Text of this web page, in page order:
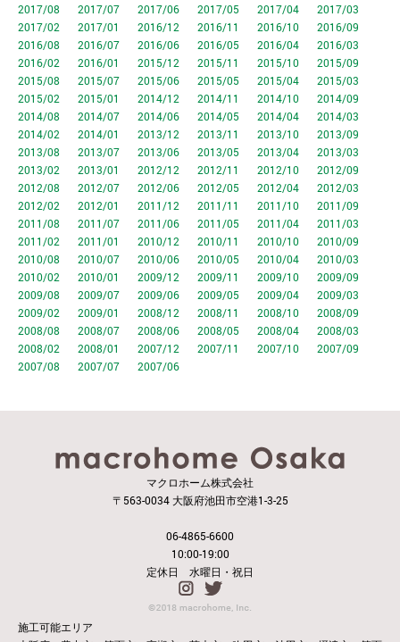
2017/08
2017/07 2017/06 2017/05 2017/04
2017/03
2017/02
2017/01 2016/12 2016/11 2016/10
2016/09
2016/08
2016/07 2016/06 2016/05 2016/04
2016/03
2016/02
2016/01 2015/12 2015/11 2015/10
2015/09
2015/08
2015/07 2015/06 2015/05 2015/04
2015/03
2015/02
2015/01 2014/12 2014/11 2014/10
2014/09
2014/08
2014/07 2014/06 2014/05 2014/04
2014/03
2014/02
2014/01 2013/12 2013/11 2013/10
2013/09
2013/08
2013/07 2013/06 2013/05 2013/04
2013/03
2013/02
2013/01 2012/12 2012/11 2012/10
2012/09
2012/08
2012/07 2012/06 2012/05 2012/04
2012/03
2012/02
2012/01 2011/12 2011/11 2011/10
2011/09
2011/08
2011/07 2011/06 2011/05 2011/04
2011/03
2011/02
2011/01 2010/12 2010/11 2010/10
2010/09
2010/08
2010/07 2010/06 2010/05 2010/04
2010/03
2010/02
2010/01 2009/12 2009/11 2009/10
2009/09
2009/08
2009/07 2009/06 2009/05 2009/04
2009/03
2009/02
2009/01 2008/12 2008/11 2008/10
2008/09
2008/08
2008/07 2008/06 2008/05 2008/04
2008/03
2008/02
2008/01 2007/12 2007/11 2007/10
2007/09
2007/08
2007/07 2007/06
マクロホーム株式会社
〒563-0034 大阪府池田市空港1-3-25
06-4865-6600
10:00-19:00
定休日 水曜日・祝日
施工可能エリア